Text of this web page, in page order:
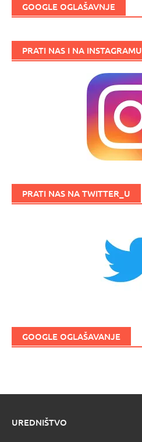
GOOGLE OGLAŠAVNJE
PRATI NAS I NA INSTAGRAMU
PRATI NAS NA TWITTER_U
GOOGLE OGLAŠAVANJE
UREDNIŠTVO